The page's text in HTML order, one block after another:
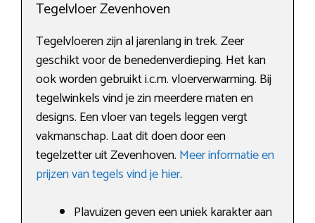
Tegelvloer Zevenhoven
Tegelvloeren zijn al jarenlang in trek. Zeer
geschikt voor de benedenverdieping. Het kan
ook worden gebruikt i.c.m. vloerverwarming. Bij
tegelwinkels vind je zin meerdere maten en
designs. Een vloer van tegels leggen vergt
vakmanschap. Laat dit doen door een
tegelzetter uit Zevenhoven. Meer informatie en
prijzen van tegels vind je hier.
Plavuizen geven een uniek karakter aan